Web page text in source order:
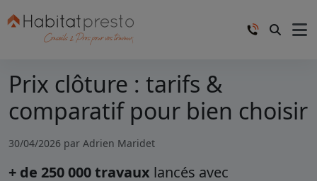
Prix clôture : tarifs &
comparatif pour bien choisir
30/04/2026 par Adrien Maridet
+ de 250 000 travaux lancés avec